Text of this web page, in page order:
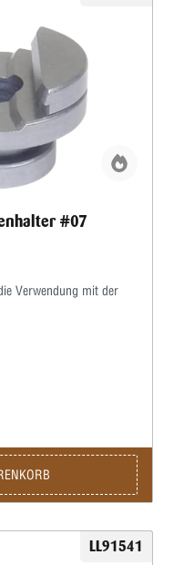
#07
Verwendung mit der
LL91541